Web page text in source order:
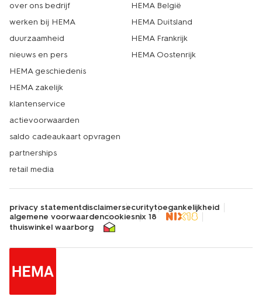
over ons bedrijf
werken bij HEMA
duurzaamheid
nieuws en pers
HEMA geschiedenis
HEMA zakelijk
klantenservice
actievoorwaarden
saldo cadeaukaart opvragen
partnerships
retail media
HEMA België
HEMA Duitsland
HEMA Frankrijk
HEMA Oostenrijk
privacy statementdisclaimersecuritytoegankelijkheid
algemene voorwaardencookiesnix 18
thuiswinkel waarborg